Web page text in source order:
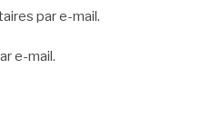
par e-mail.
e-mail.